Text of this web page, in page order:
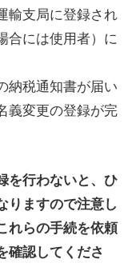
輸支局に登録され
合には使用者）に
納税通知書が届い
義変更の登録が完
を行わないと、ひ
りますので注意し
れらの手続を依頼
確認してくださ